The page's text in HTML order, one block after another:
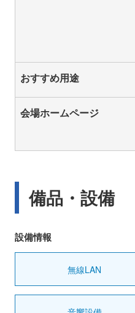
おすすめ用途
会場ホームページ
備品・設備
設備情報
無線LAN